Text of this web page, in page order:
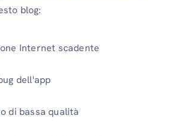
blog:
Internet scadente
dell'app
di bassa qualità